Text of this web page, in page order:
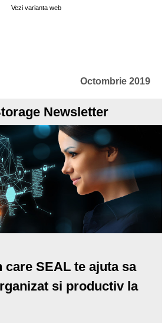
Vezi varianta web
Octombrie 2019
Newsletter
care SEAL te ajuta sa
si productiv la